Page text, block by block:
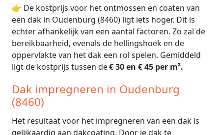
👉 De kostprijs voor het ontmossen en coaten van
een dak in Oudenburg (8460) ligt iets hoger. Dit is
echter afhankelijk van een aantal factoren. Zo zal de
bereikbaarheid, evenals de hellingshoek en de
oppervlakte van het dak een rol spelen. Gemiddeld
ligt de kostprijs tussen de€ 30 en € 45 per m².
Dak impregneren in Oudenburg
(8460)
Het resultaat voor het impregneren van een dak is
gelijkaardig aan dakcoating. Door je dak te